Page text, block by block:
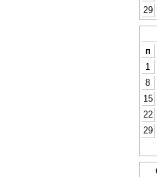
29
п
1
8
15
22
29